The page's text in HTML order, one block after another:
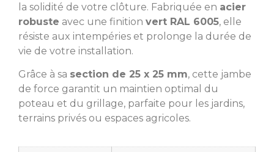
la solidité de votre clôture. Fabriquée en acier
robuste avec une finition vert RAL 6005, elle
résiste aux intempéries et prolonge la durée de
vie de votre installation.
Grâce à sa section de 25 x 25 mm, cette jambe
de force garantit un maintien optimal du
poteau et du grillage, parfaite pour les jardins,
terrains privés ou espaces agricoles.